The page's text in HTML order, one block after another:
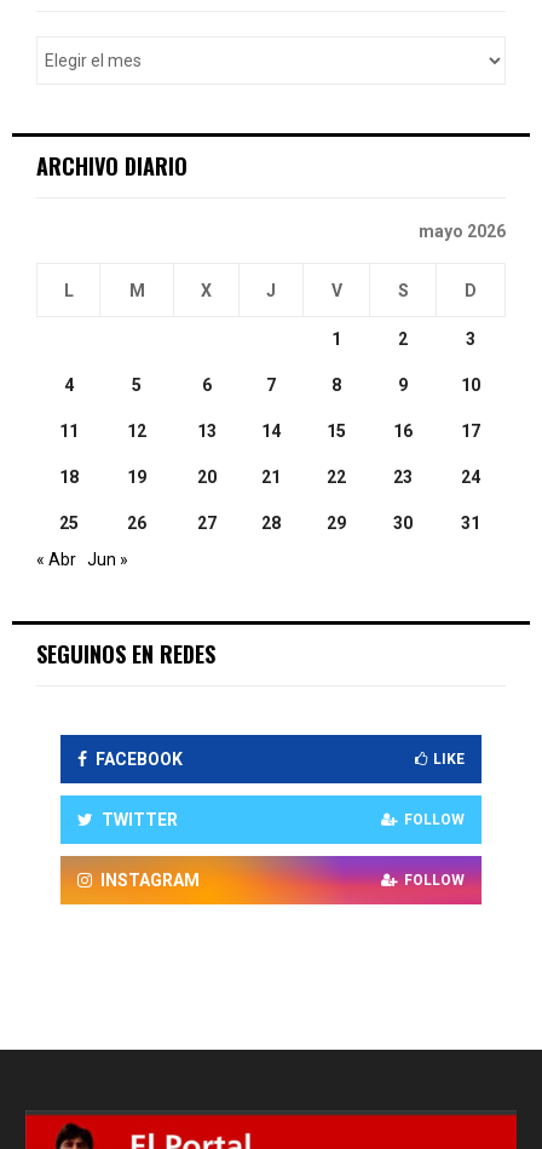
ARCHIVO DIARIO
mayo 2026
L M X J V S D
1 2 3
4 5 6 7 8 9 10
11 12 13 14 15 16 17
18 19 20 21 22 23 24
25 26 27 28 29 30
31
« Abr Jun »
SEGUINOS EN REDES
FACEBOOK LIKE
TWITTER FOLLOW
INSTAGRAM FOLLOW